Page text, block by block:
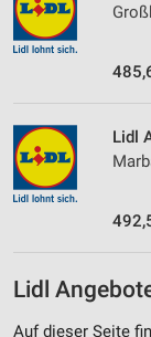
Lidl
Lidl
Auf dieser Seite